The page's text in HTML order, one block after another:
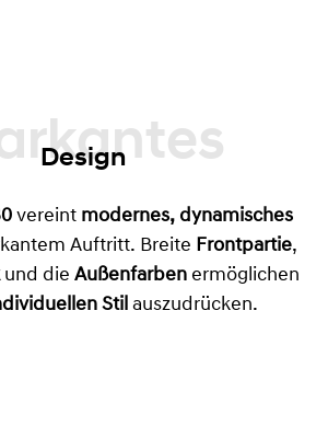
Markantes
Design
vereint modernes, dynamisches
Auftritt. Breite Frontpartie,
und die Außenfarben ermöglichen
Stil auszudrücken.